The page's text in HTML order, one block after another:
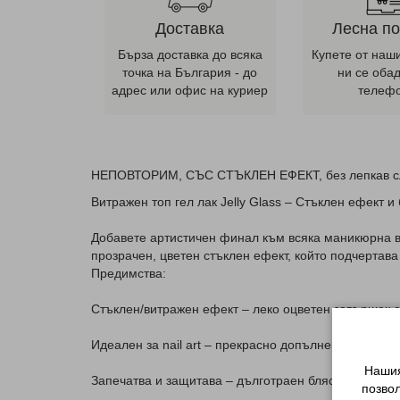
Доставка
Бърза доставка до всяка
точка на България - до
адрес или офис на куриер
Лесна
Купете от
ни се
НЕПОВТОРИМ, СЪС СТЪКЛЕН ЕФЕКТ, без лепкав
Витражен топ гел лак Jelly Glass – Стъклен ефект
Добавете артистичен финал към всяка маникюрна
прозрачен, цветен стъклен ефект, който
Предимства:
Стъклен/витражен ефект – леко оцветен завършек
Идеален за nail art – прекрасно допълнение към
Запечатва и защитава – дълготраен блясък и